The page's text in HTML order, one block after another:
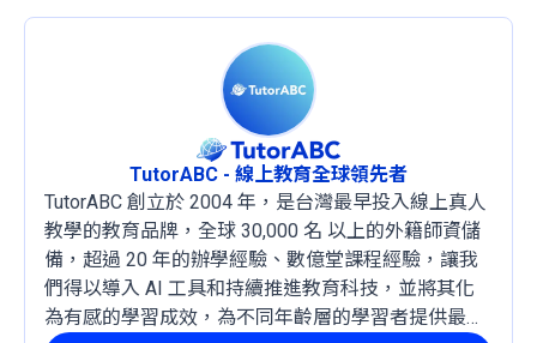
TutorABC - 線上教育全球領先者
TutorABC 創立於 2004 年，是台灣最早投入線上真人
教學的教育品牌，全球 30,000 名 以上的外籍師資儲
備，超過 20 年的辦學經驗、數億堂課程經驗，讓我
們得以導入 AI 工具和持續推進教育科技，並將其化
為有感的學習成效，為不同年齡層的學習者提供最穩